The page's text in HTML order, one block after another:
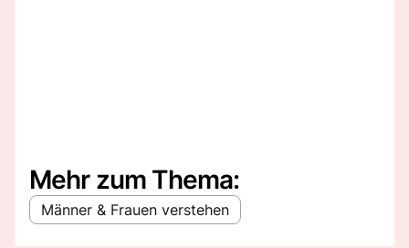
Mehr zum Thema:
Männer & Frauen verstehen